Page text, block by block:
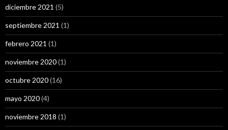
diciembre 2021 (5)
septiembre 2021 (1)
febrero 2021 (1)
noviembre 2020(1)
octubre 2020(16)
mayo 2020(4)
noviembre 2018 (1)